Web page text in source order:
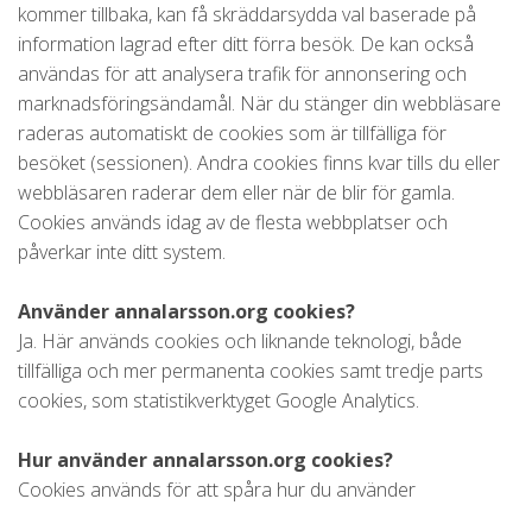
kommer tillbaka, kan få skräddarsydda val baserade på
information lagrad efter ditt förra besök. De kan också
användas för att analysera trafik för annonsering och
marknadsföringsändamål. När du stänger din webbläsare
raderas automatiskt de cookies som är tillfälliga för
besöket (sessionen). Andra cookies finns kvar tills du eller
webbläsaren raderar dem eller när de blir för gamla.
Cookies används idag av de flesta webbplatser och
påverkar inte ditt system.
Använder annalarsson.org cookies?
Ja. Här används cookies och liknande teknologi, både
tillfälliga och mer permanenta cookies samt tredje parts
cookies, som statistikverktyget Google Analytics.
Hur använder annalarsson.org cookies?
Cookies används för att spåra hur du använder